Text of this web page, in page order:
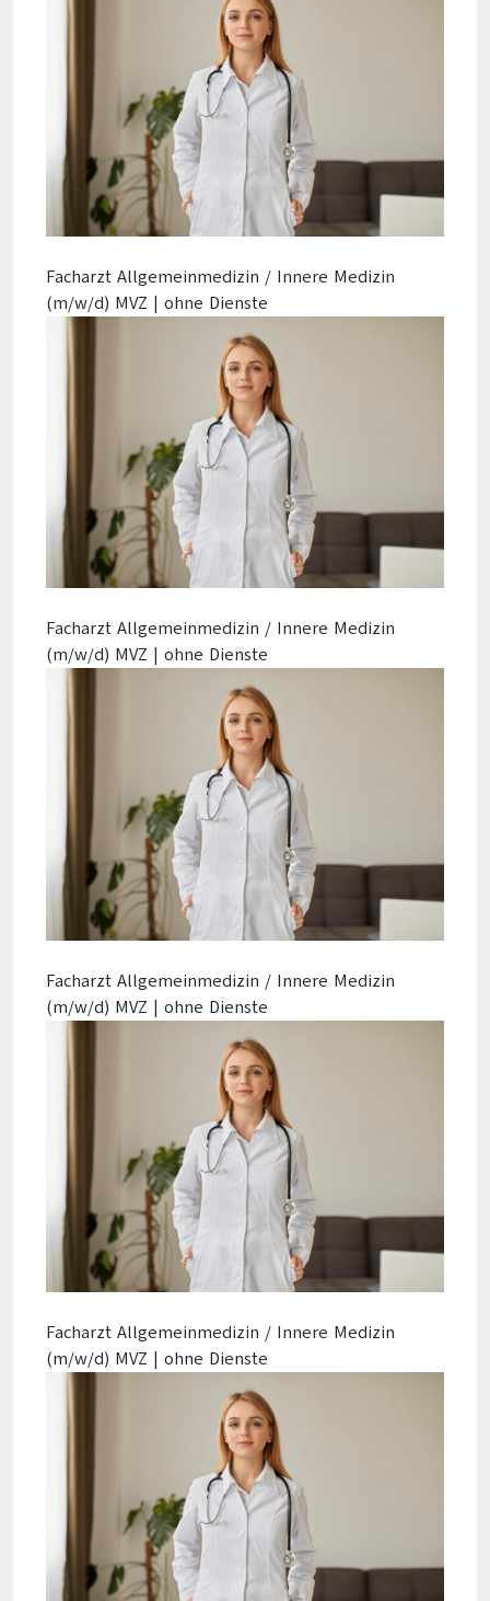
Facharzt Allgemeinmedizin / Innere Medizin
(m/w/d) MVZ | ohne Dienste
Facharzt Allgemeinmedizin / Innere Medizin
(m/w/d) MVZ | ohne Dienste
Facharzt Allgemeinmedizin / Innere Medizin
(m/w/d) MVZ | ohne Dienste
Facharzt Allgemeinmedizin / Innere Medizin
(m/w/d) MVZ | ohne Dienste